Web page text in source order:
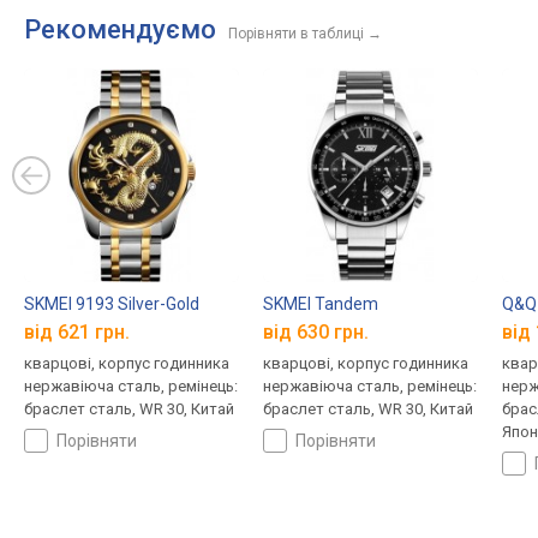
Рекомендуємо Порівняти в таблиці →
SKMEI 9193 Silver-Gold
від 621 грн.
кварцові, корпус годинника
нержавіюча сталь, ремінець:
браслет сталь, WR 30, Китай
порівняти
SKMEI Tandem
від 630 грн.
кварцові, корпус годинника
нержавіюча сталь, ремінець:
браслет сталь, WR 30, Китай
порівняти
від